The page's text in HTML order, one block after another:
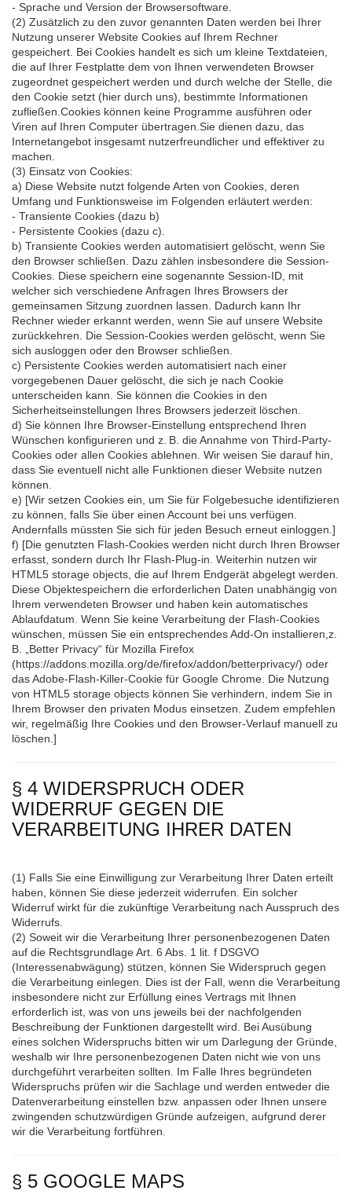
- Sprache und Version der Browsersoftware.
(2) Zusätzlich zu den zuvor genannten Daten werden bei Ihrer
Nutzung unserer Website Cookies auf Ihrem Rechner
gespeichert. Bei Cookies handelt es sich um kleine Textdateien,
die auf Ihrer Festplatte dem von Ihnen verwendeten Browser
zugeordnet gespeichert werden und durch welche der Stelle, die
den Cookie setzt (hier durch uns), bestimmte Informationen
zufließen.Cookies können keine Programme ausführen oder
Viren auf Ihren Computer übertragen.Sie dienen dazu, das
Internetangebot insgesamt nutzerfreundlicher und effektiver zu
machen.
(3) Einsatz von Cookies:
a) Diese Website nutzt folgende Arten von Cookies, deren
Umfang und Funktionsweise im Folgenden erläutert werden:
- Transiente Cookies (dazu b)
- Persistente Cookies (dazu c).
b) Transiente Cookies werden automatisiert gelöscht, wenn Sie
den Browser schließen. Dazu zählen insbesondere die Session-
Cookies. Diese speichern eine sogenannte Session-ID, mit
welcher sich verschiedene Anfragen Ihres Browsers der
gemeinsamen Sitzung zuordnen lassen. Dadurch kann Ihr
Rechner wieder erkannt werden, wenn Sie auf unsere Website
zurückkehren. Die Session-Cookies werden gelöscht, wenn Sie
sich ausloggen oder den Browser schließen.
c) Persistente Cookies werden automatisiert nach einer
vorgegebenen Dauer gelöscht, die sich je nach Cookie
unterscheiden kann. Sie können die Cookies in den
Sicherheitseinstellungen Ihres Browsers jederzeit löschen.
d) Sie können Ihre Browser-Einstellung entsprechend Ihren
Wünschen konfigurieren und z. B. die Annahme von Third-Party-
Cookies oder allen Cookies ablehnen. Wir weisen Sie darauf hin,
dass Sie eventuell nicht alle Funktionen dieser Website nutzen
können.
e) [Wir setzen Cookies ein, um Sie für Folgebesuche identifizieren
zu können, falls Sie über einen Account bei uns verfügen.
Andernfalls müssten Sie sich für jeden Besuch erneut einloggen.]
f) [Die genutzten Flash-Cookies werden nicht durch Ihren Browser
erfasst, sondern durch Ihr Flash-Plug-in. Weiterhin nutzen wir
HTML5 storage objects, die auf Ihrem Endgerät abgelegt werden.
Diese Objektespeichern die erforderlichen Daten unabhängig von
Ihrem verwendeten Browser und haben kein automatisches
Ablaufdatum. Wenn Sie keine Verarbeitung der Flash-Cookies
wünschen, müssen Sie ein entsprechendes Add-On installieren,z.
B. „Better Privacy“ für Mozilla Firefox
(https://addons.mozilla.org/de/firefox/addon/betterprivacy/) oder
das Adobe-Flash-Killer-Cookie für Google Chrome. Die Nutzung
von HTML5 storage objects können Sie verhindern, indem Sie in
Ihrem Browser den privaten Modus einsetzen. Zudem empfehlen
wir, regelmäßig Ihre Cookies und den Browser-Verlauf manuell zu
löschen.]
§ 4 WIDERSPRUCH ODER
WIDERRUF GEGEN DIE
VERARBEITUNG IHRER DATEN
(1) Falls Sie eine Einwilligung zur Verarbeitung Ihrer Daten erteilt
haben, können Sie diese jederzeit widerrufen. Ein solcher
Widerruf wirkt für die zukünftige Verarbeitung nach Ausspruch des
Widerrufs.
(2) Soweit wir die Verarbeitung Ihrer personenbezogenen Daten
auf die Rechtsgrundlage Art. 6 Abs. 1 lit. f DSGVO
(Interessenabwägung) stützen, können Sie Widerspruch gegen
die Verarbeitung einlegen. Dies ist der Fall, wenn die Verarbeitung
insbesondere nicht zur Erfüllung eines Vertrags mit Ihnen
erforderlich ist, was von uns jeweils bei der nachfolgenden
Beschreibung der Funktionen dargestellt wird. Bei Ausübung
eines solchen Widerspruchs bitten wir um Darlegung der Gründe,
weshalb wir Ihre personenbezogenen Daten nicht wie von uns
durchgeführt verarbeiten sollten. Im Falle Ihres begründeten
Widerspruchs prüfen wir die Sachlage und werden entweder die
Datenverarbeitung einstellen bzw. anpassen oder Ihnen unsere
zwingenden schutzwürdigen Gründe aufzeigen, aufgrund derer
wir die Verarbeitung fortführen.
§ 5 GOOGLE MAPS